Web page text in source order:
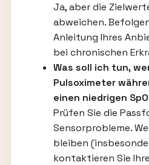
Ja, aber die
abweichen.
Anleitung Ihres
bei chronischen
Was soll ich tun,
Pulsoximeter
einen niedrigen
Prüfen Sie die
Sensorprobleme.
bleiben
kontaktieren Sie